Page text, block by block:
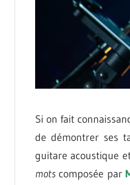
Si on fait
de démontrer ses
guitare acoustique
motscomposée par